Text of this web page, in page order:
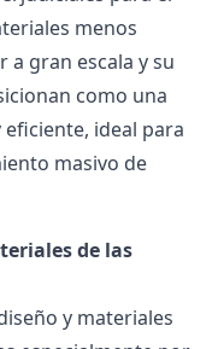
menos
a gran escala y su
como una
eficiente, ideal para
masivo de
de las
y materiales